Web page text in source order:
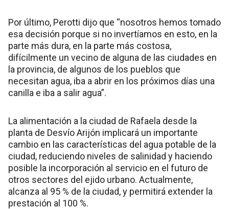
Por último, Perotti dijo que “nosotros hemos tomado
esa decisión porque si no invertíamos en esto, en la
parte más dura, en la parte más costosa,
difícilmente un vecino de alguna de las ciudades en
la provincia, de algunos de los pueblos que
necesitan agua, iba a abrir en los próximos días una
canilla e iba a salir agua”.
La alimentación a la ciudad de Rafaela desde la
planta de Desvío Arijón implicará un importante
cambio en las características del agua potable de la
ciudad, reduciendo niveles de salinidad y haciendo
posible la incorporación al servicio en el futuro de
otros sectores del ejido urbano. Actualmente,
alcanza al 95 % de la ciudad, y permitirá extender la
prestación al 100 %.